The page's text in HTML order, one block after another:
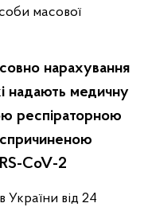
масової
нарахування
надають медичну
респіраторною
CoV-2
України від 24